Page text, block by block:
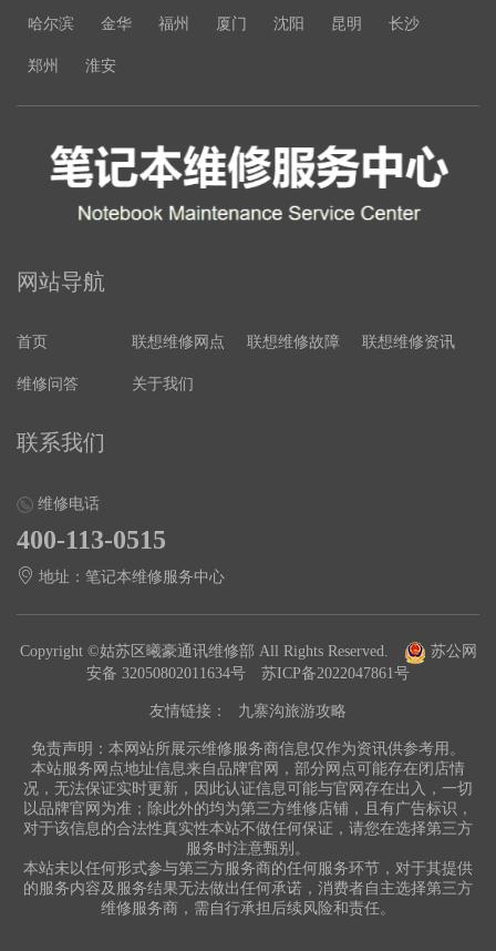
哈尔滨 金华 福州 厦门 沈阳 昆明 长沙
郑州 淮安
网站导航
首页 联想维修网点 联想维修故障 联想维修资讯
维修问答 关于我们
联系我们
维修电话
400-113-0515
地址：笔记本维修服务中心
Copyright ©姑苏区曦豪通讯维修部 All Rights Reserved.
苏公网
安备 32050802011634号
苏ICP备2022047861号
友情链接： 九寨沟旅游攻略
免责声明：本网站所展示维修服务商信息仅作为资讯供参考用。
本站服务网点地址信息来自品牌官网，部分网点可能存在闭店情
况，无法保证实时更新，因此认证信息可能与官网存在出入，一切
以品牌官网为准；除此外的均为第三方维修店铺，且有广告标识，
对于该信息的合法性真实性本站不做任何保证，请您在选择第三方
服务时注意甄别。
本站未以任何形式参与第三方服务商的任何服务环节，对于其提供
的服务内容及服务结果无法做出任何承诺，消费者自主选择第三方
维修服务商，需自行承担后续风险和责任。